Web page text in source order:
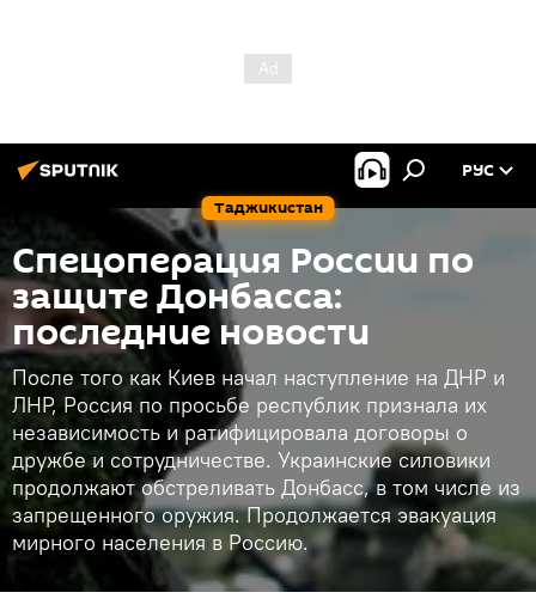
Таджикистан
РУС
Спецоперация России по
защите Донбасса:
последние новости
После того как Киев начал наступление на ДНР и
ЛНР, Россия по просьбе республик признала их
независимость и ратифицировала договоры о
дружбе и сотрудничестве. Украинские силовики
продолжают обстреливать Донбасс, в том числе из
запрещенного оружия. Продолжается эвакуация
мирного населения в Россию.